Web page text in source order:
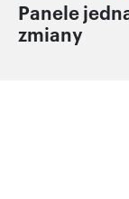
Panele
zmiany